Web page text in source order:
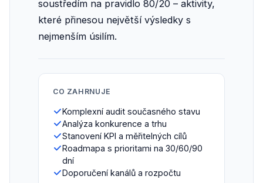
soustředím na pravidlo 80/20 – aktivity,
které přinesou největší výsledky s
nejmenším úsilím.
CO ZAHRNUJE
Komplexní audit současného stavu
Analýza konkurence a trhu
Stanovení KPI a měřitelných cílů
Roadmapa s prioritami na 30/60/90
dní
Doporučení kanálů a rozpočtu